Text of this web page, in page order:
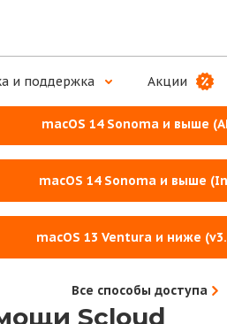
macOS 14 Sonoma и выше
macOS 14 Sonoma и выше
macOS 13 Ventura и ниже
Все способы доступа
Scloud
и поддержка Акции